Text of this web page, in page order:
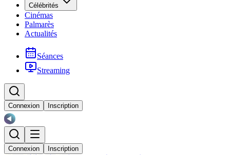
Célébrités
Cinémas
Palmarès
Actualités
Séances
Streaming
Connexion Inscription
Connexion Inscription